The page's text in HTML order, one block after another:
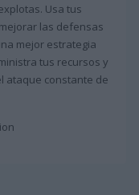
Usa tus
las defensas
mejor estrategia
tus recursos y
ataque constante de